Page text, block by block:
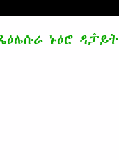
ኑዕሮ ዳፓ̂ይት